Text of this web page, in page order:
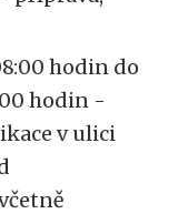
hodin do
hodin -
v ulici